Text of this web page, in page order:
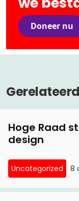
Doneer nu
Hoge Raad
design
Uncategorized 8